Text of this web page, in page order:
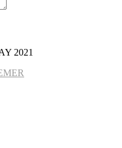
2021